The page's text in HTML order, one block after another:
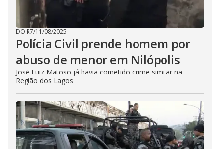
DO R7/11/08/2025
Polícia Civil prende homem por
abuso de menor em Nilópolis
José Luiz Matoso já havia cometido crime similar na
Região dos Lagos